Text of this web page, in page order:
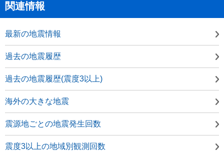
関連情報
最新の地震情報
過去の地震履歴
過去の地震履歴(震度3以上)
海外の大きな地震
震源地ごとの地震発生回数
震度3以上の地域別観測回数